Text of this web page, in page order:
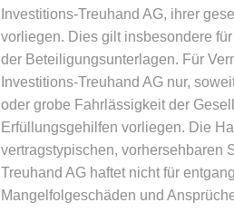
Investitions-Treuhand AG, ihrer
vorliegen. Dies gilt insbesondere
der Beteiligungsunterlagen. Für
Investitions-Treuhand AG nur,
oder grobe Fahrlässigkeit der
Erfüllungsgehilfen vorliegen. Die
vertragstypischen, vorhersehbaren
Treuhand AG haftet nicht für
Mangelfolgeschäden und